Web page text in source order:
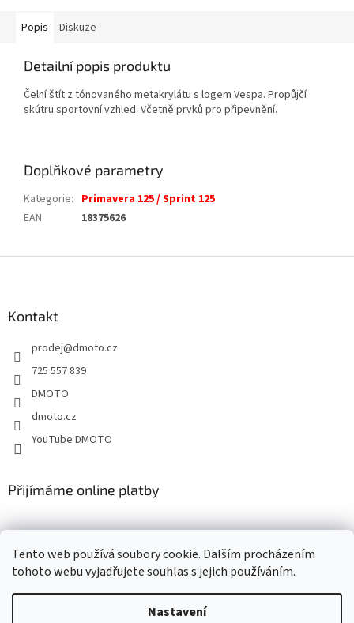
Tento web používá soubory cookie. Dalším procházením
tohoto webu vyjadřujete souhlas s jejich používáním.
Nastavení
Popis Diskuze
Detailní popis produktu
Čelní štít z tónovaného metakrylátu s logem Vespa. Propůjčí
skútru sportovní vzhled. Včetně prvků pro připevnění.
Doplňkové parametry
Kategorie: Primavera 125 / Sprint 125
EAN: 18375626
Kontakt
prodej@dmoto.cz
725 557 839
DMOTO
dmoto.cz
YouTube DMOTO
Přijímáme online platby
Vytvořil Shoptet